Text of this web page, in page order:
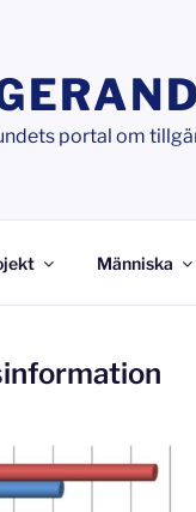
portal om
Människa